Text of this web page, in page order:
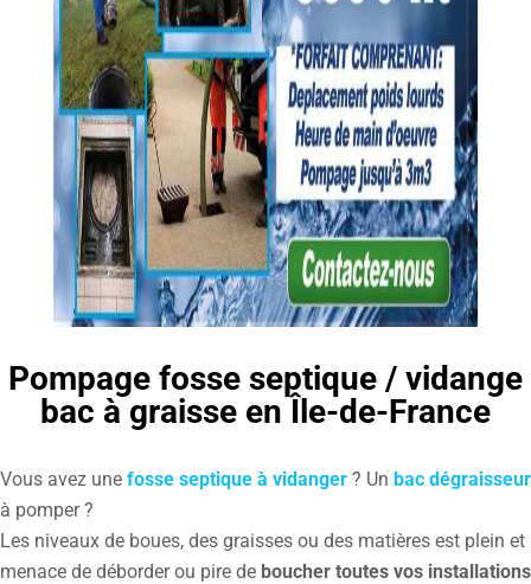
Pompage fosse septique / vidange
bac à graisse en Île-de-France
Vous avez une fosse septique à vidanger ? Un bac dégraisseur
à pomper ?
Les niveaux de boues, des graisses ou des matières est plein et
menace de déborder ou pire de boucher toutes vos installations